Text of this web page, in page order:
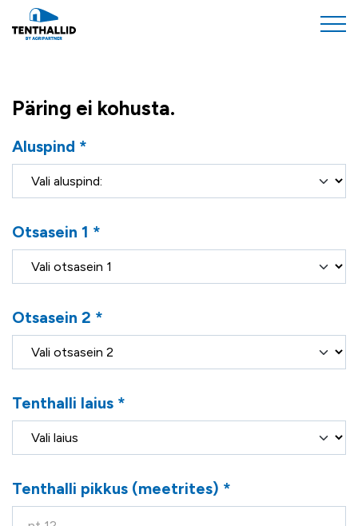
Päring ei kohusta.
Aluspind *
Otsasein 1 *
Otsasein 2 *
Tenthalli laius *
Tenthalli pikkus (meetrites) *